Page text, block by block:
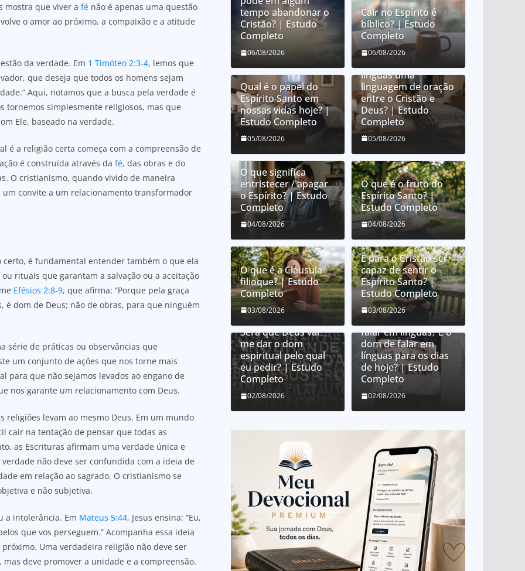
mostra que viver a fé não é apenas uma questão
o amor ao próximo, a compaixão e a atitude
da verdade. Em 1 Timóteo 2:3-4, lemos que
que deseja que todos os homens sejam
Aqui, notamos que a busca pela verdade é
tornemos simplesmente religiosos, mas que
Ele, baseado na verdade.
é a religião certa começa com a compreensão de
é construída através da fé, das obras e do
O cristianismo, quando vivido de maneira
convite a um relacionamento transformador
é fundamental entender também o que ela
rituais que garantam a salvação ou a aceitação
Efésios 2:8-9, que afirma: “Porque pela graça
é dom de Deus; não de obras, para que ninguém
série de práticas ou observâncias que
um conjunto de ações que nos torne mais
para que não sejamos levados ao engano de
nos garante um relacionamento com Deus.
religiões levam ao mesmo Deus. Em um mundo
cair na tentação de pensar que todas as
as Escrituras afirmam uma verdade única e
não deve ser confundida com a ideia de
em relação ao sagrado. O cristianismo se
e não subjetiva.
a intolerância. Em Mateus 5:44, Jesus ensina: “Eu,
que vos perseguem.” Acompanha essa ideia
Uma verdadeira religião não deve ser
deve promover a unidade e a compreensão.
tempo abandonar o
Cristão? | Estudo
Completo
06/08/2026
Cair no Espírito é
bíblico? | Estudo
Completo
06/08/2026
Qual é o papel do
Espírito Santo em
nossas vidas hoje? |
Estudo Completo
05/08/2026
O que é orar em
línguas uma
linguagem de oração
entre o Cristão e
Deus? | Estudo
Completo
05/08/2026
O que significa
entristecer / apagar
o Espírito? | Estudo
Completo
04/08/2026
O que é o fruto do
Espírito Santo? |
Estudo Completo
04/08/2026
O que é a Cláusula
filioque? | Estudo
Completo
03/08/2026
É para o Cristão ser
capaz de sentir o
Espírito Santo? |
Estudo Completo
03/08/2026
Como Deus distribui
Será que Deus vai
me dar o dom
espiritual pelo qual
eu pedir? | Estudo
Completo
02/08/2026
falar em línguas? É o
dom de falar em
línguas para os dias
de hoje? | Estudo
Completo
02/08/2026